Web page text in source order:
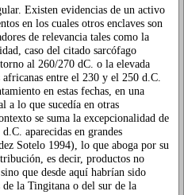
Existen evidencias de un activo
en los cuales otros enclaves son
de relevancia tales como la
caso del citado sarcófago
al 260/270 dC. o la elevada
entre el 230 y el 250 d.C.
en estas fechas, en una
a lo que sucedía en otras
se suma la excepcionalidad de
aparecidas en grandes
Sotelo 1994), lo que aboga por su
es decir, productos no
que desde aquí habrían sido
la Tingitana o del sur de la